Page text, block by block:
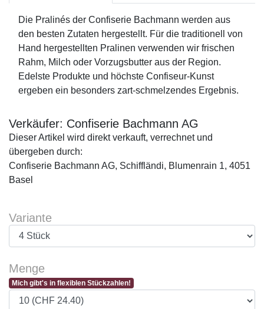
Die Pralinés der Confiserie Bachmann werden aus
den besten Zutaten hergestellt. Für die traditionell von
Hand hergestellten Pralinen verwenden wir frischen
Rahm, Milch oder Vorzugsbutter aus der Region.
Edelste Produkte und höchste Confiseur-Kunst
ergeben ein besonders zart-schmelzendes Ergebnis.
Verkäufer: Confiserie Bachmann AG
Dieser Artikel wird direkt verkauft, verrechnet und
übergeben durch:
Confiserie Bachmann AG, Schiffländi, Blumenrain 1, 4051
Basel
Variante
Menge
Mich gibt's in flexiblen Stückzahlen!